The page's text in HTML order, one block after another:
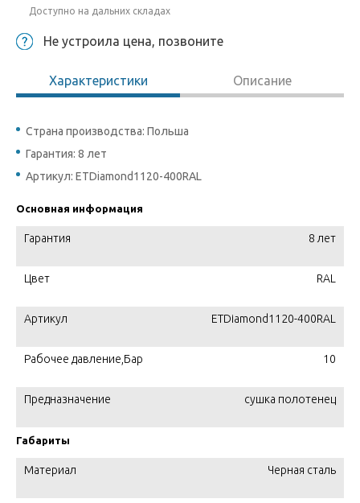
Доступно на дальних складах
Не устроила цена, позвоните
Характеристики Описание
Страна производства: Польша
Гарантия: 8 лет
Артикул: ETDiamond1120-400RAL
Основная информация
Гарантия 8 лет
Цвет RAL
Артикул ETDiamond1120-400RAL
Рабочее давление,Бар 10
Предназначение сушка полотенец
Габариты
Материал Черная сталь